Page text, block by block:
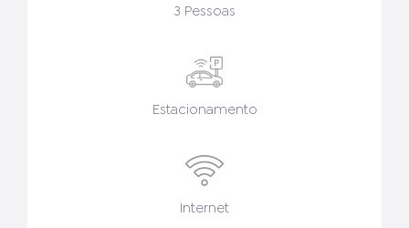
3 Pessoas
Estacionamento
Internet